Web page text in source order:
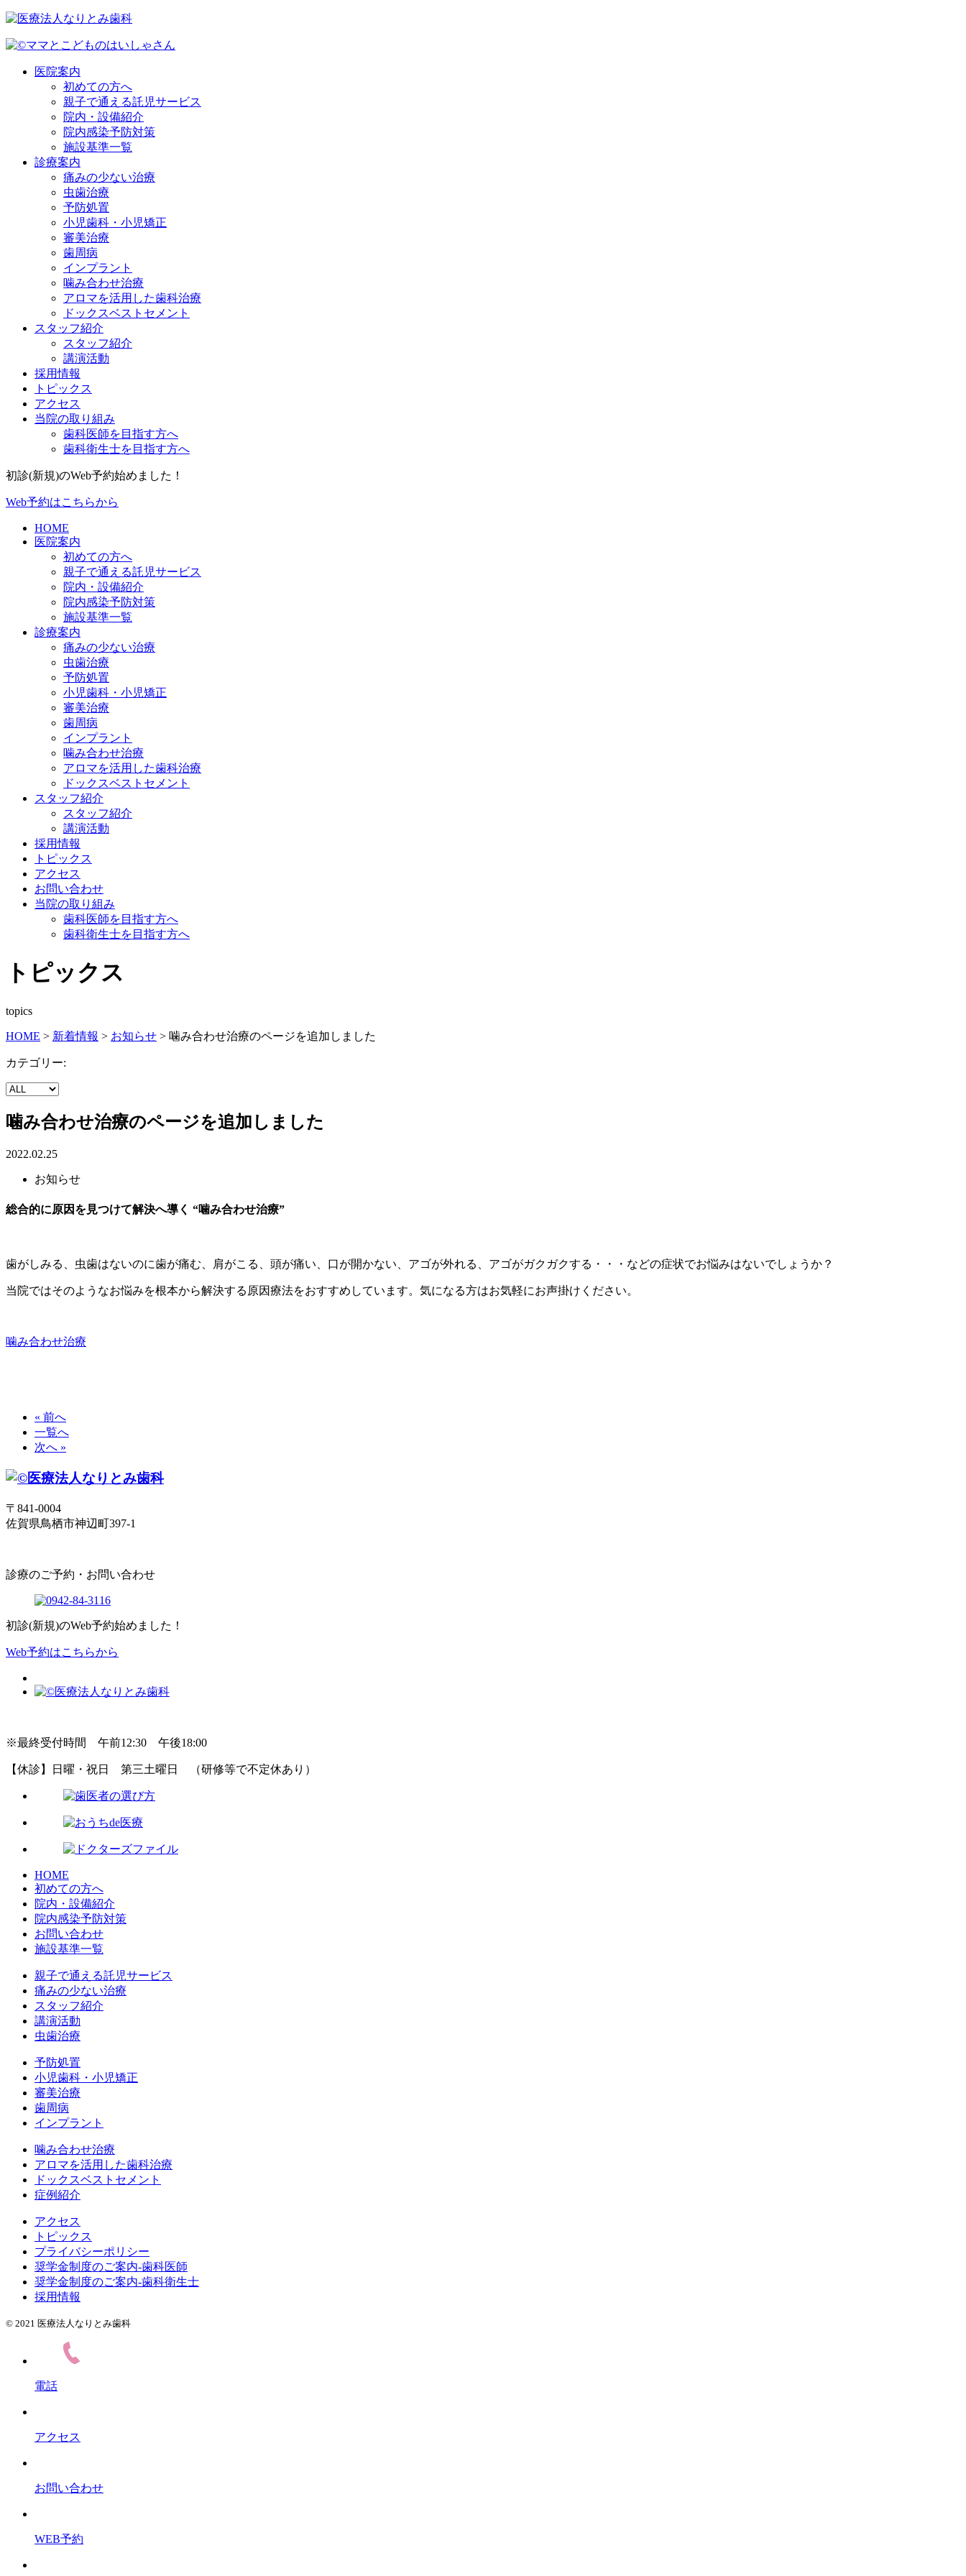
医院案内
初めての方へ
親子で通える託児サービス
院内・設備紹介
院内感染予防対策
施設基準一覧
診療案内
痛みの少ない治療
虫歯治療
予防処置
小児歯科・小児矯正
審美治療
歯周病
インプラント
噛み合わせ治療
アロマを活用した歯科治療
ドックスベストセメント
スタッフ紹介
スタッフ紹介
講演活動
採用情報
トピックス
アクセス
当院の取り組み
歯科医師を目指す方へ
歯科衛生士を目指す方へ
初診(新規)のWeb予約始めました！
Web予約はこちらから
HOME
医院案内
初めての方へ
親子で通える託児サービス
院内・設備紹介
院内感染予防対策
施設基準一覧
診療案内
痛みの少ない治療
虫歯治療
予防処置
小児歯科・小児矯正
審美治療
歯周病
インプラント
噛み合わせ治療
アロマを活用した歯科治療
ドックスベストセメント
スタッフ紹介
スタッフ紹介
講演活動
採用情報
トピックス
アクセス
お問い合わせ
当院の取り組み
歯科医師を目指す方へ
歯科衛生士を目指す方へ
トピックス
topics
HOME > 新着情報 > お知らせ > 噛み合わせ治療のページを追加しました
カテゴリー:
噛み合わせ治療のページを追加しました
2022.02.25
お知らせ
総合的に原因を見つけて解決へ導く “噛み合わせ治療”
歯がしみる、虫歯はないのに歯が痛む、肩がこる、頭が痛い、口が開かない、アゴが外れる、アゴがガクガクする・・・などの症状でお悩みはないでしょうか？
当院ではそのようなお悩みを根本から解決する原因療法をおすすめしています。気になる方はお気軽にお声掛けください。
噛み合わせ治療
« 前へ
一覧へ
次へ »
〒841-0004
佐賀県鳥栖市神辺町397-1
診療のご予約・お問い合わせ
初診(新規)のWeb予約始めました！
Web予約はこちらから
※最終受付時間 午前12:30 午後18:00
【休診】日曜・祝日 第三土曜日 （研修等で不定休あり）
HOME
初めての方へ
院内・設備紹介
院内感染予防対策
お問い合わせ
施設基準一覧
親子で通える託児サービス
痛みの少ない治療
スタッフ紹介
講演活動
虫歯治療
予防処置
小児歯科・小児矯正
審美治療
歯周病
インプラント
噛み合わせ治療
アロマを活用した歯科治療
ドックスベストセメント
症例紹介
アクセス
トピックス
プライバシーポリシー
奨学金制度のご案内-歯科医師
奨学金制度のご案内-歯科衛生士
採用情報
© 2021 医療法人なりとみ歯科
電話
アクセス
お問い合わせ
WEB予約